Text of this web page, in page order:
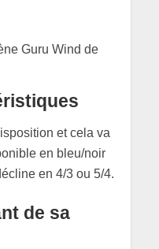
et cela va
en bleu/noir
en 4/3 ou 5/4.
de sa